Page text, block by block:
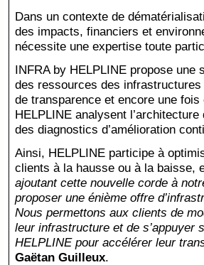
Dans un contexte de
des impacts, financiers et
nécessite une expertise toute
INFRA by HELPLINE propose une
des ressources des
de transparence et encore une
HELPLINE analysent
des diagnostics d’amélioration
Ainsi, HELPLINE participe à
clients à la hausse ou à la baisse,
ajoutant cette nouvelle corde à
proposer une énième offre
Nous permettons aux clients de
leur infrastructure et de s’appuyer
HELPLINE pour accélérer leur
Gaëtan Guilleux.